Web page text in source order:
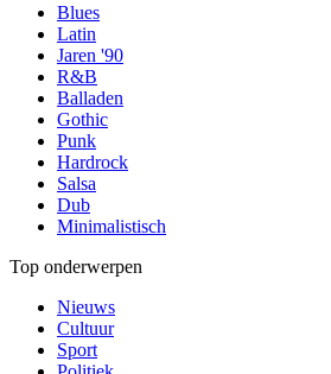
Blues
Latin
Jaren '90
R&B
Balladen
Gothic
Punk
Hardrock
Salsa
Dub
Minimalistisch
Top onderwerpen
Nieuws
Cultuur
Sport